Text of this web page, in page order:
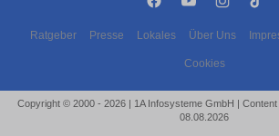
Ratgeber Presse Lokales Über Uns
Cookies
Copyright © 2000 - 2026 | 1A Infosysteme GmbH |
08.08.2026